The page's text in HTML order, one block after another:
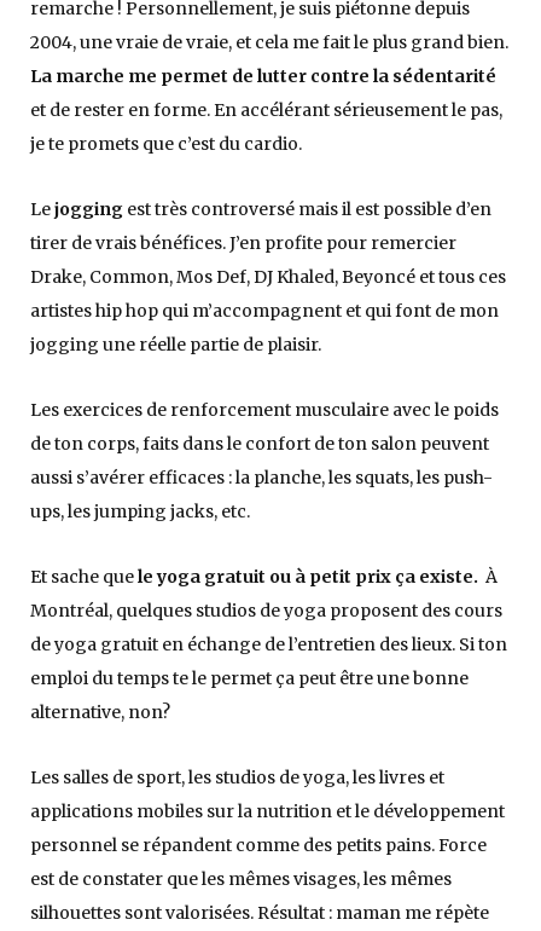
remarche ! Personnellement, je suis piétonne depuis
2004, une vraie de vraie, et cela me fait le plus grand bien.
La marche me permet de lutter contre la sédentarité
et de rester en forme. En accélérant sérieusement le pas,
je te promets que c’est du cardio.
Lejogging est très controversé mais il est possible d’en
tirer de vrais bénéfices. J’en profite pour remercier
Drake, Common, Mos Def, DJ Khaled, Beyoncé et tous ces
artistes hip hop qui m’accompagnent et qui font de mon
jogging une réelle partie de plaisir.
Les exercices de renforcement musculaire avec le poids
de ton corps, faits dans le confort de ton salon peuvent
aussi s’avérer efficaces : la planche, les squats, les push-
ups, les jumping jacks, etc.
Et sache quele yoga gratuit ou à petit prix ça existe. À
Montréal, quelques studios de yoga proposent des cours
de yoga gratuit en échange de l’entretien des lieux. Si ton
emploi du temps te le permet ça peut être une bonne
alternative, non?
Les salles de sport, les studios de yoga, les livres et
applications mobiles sur la nutrition et le développement
personnel se répandent comme des petits pains. Force
est de constater que les mêmes visages, les mêmes
silhouettes sont valorisées. Résultat : maman me répète